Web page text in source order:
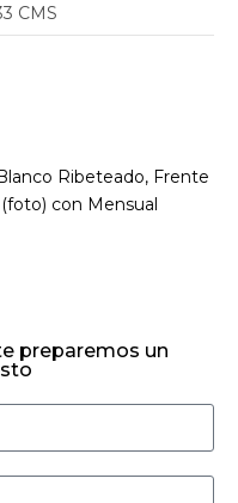
CMS
Ribeteado, Frente
con Mensual
preparemos un